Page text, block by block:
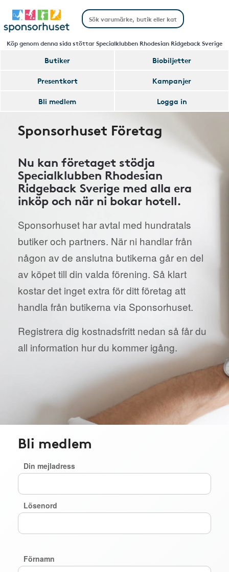
Köp genom denna sida stöttar Specialklubben Rhodesian Ridgeback Sverige
Butiker
Biobiljetter
Presentkort
Kampanjer
Bli medlem
Logga in
Sponsorhuset Företag
Nu kan företaget stödja
Specialklubben Rhodesian
Ridgeback Sverige med alla era
inköp och när ni bokar hotell.
Sponsorhuset har avtal med hundratals
butiker och partners. När ni handlar från
någon av de anslutna butikerna går en del
av köpet till din valda förening. Så klart
kostar det inget extra för ditt företag att
handla från butikerna via Sponsorhuset.
Registrera dig kostnadsfritt nedan så får du
all information hur du kommer igång.
Bli medlem
Din mejladress
Lösenord
Förnamn